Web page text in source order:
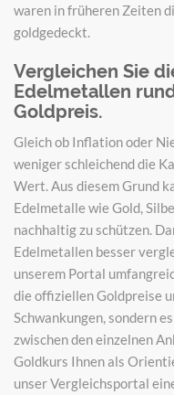
waren in früheren Zeiten
goldgedeckt.
Vergleichen Sie
Edelmetallen
Goldpreis.
Gleich ob Inflation oder
weniger schleichend die
Wert. Aus diesem Grund
Edelmetalle wie Gold,
nachhaltig zu schützen.
Edelmetallen besser
unserem Portal
die offiziellen Goldpreise
Schwankungen, sondern
zwischen den einzelnen
Goldkurs Ihnen als
unser Vergleichsportal